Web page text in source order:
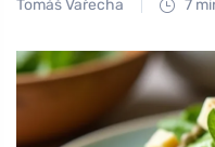
Tomáš Vařecha 7